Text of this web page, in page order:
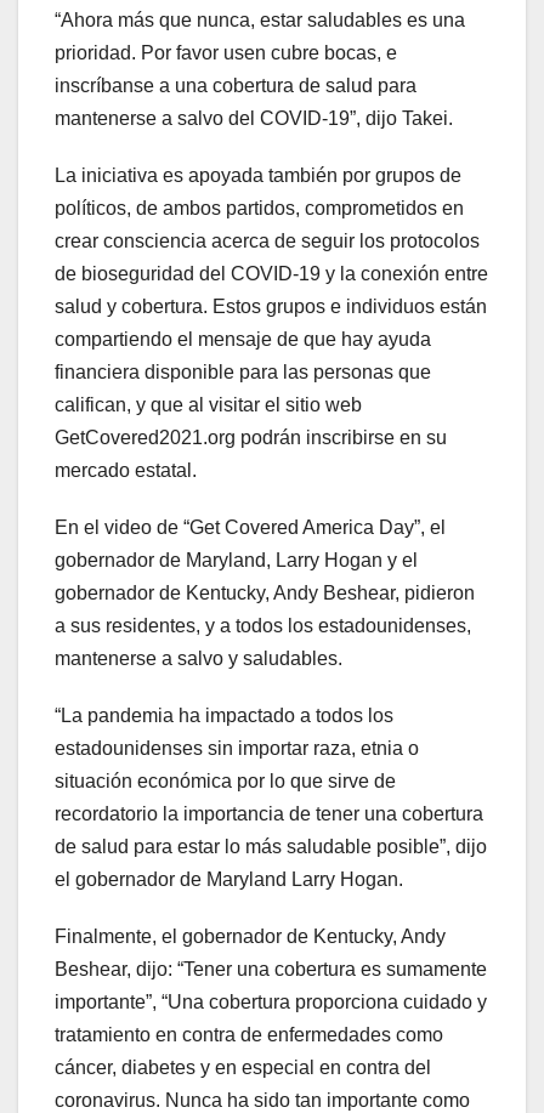
“Ahora más que nunca, estar saludables es una
prioridad. Por favor usen cubre bocas, e
inscríbanse a una cobertura de salud para
mantenerse a salvo del COVID-19”, dijo Takei.
La iniciativa es apoyada también por grupos de
políticos, de ambos partidos, comprometidos en
crear consciencia acerca de seguir los protocolos
de bioseguridad del COVID-19 y la conexión entre
salud y cobertura. Estos grupos e individuos están
compartiendo el mensaje de que hay ayuda
financiera disponible para las personas que
califican, y que al visitar el sitio web
GetCovered2021.org podrán inscribirse en su
mercado estatal.
En el video de “Get Covered America Day”, el
gobernador de Maryland, Larry Hogan y el
gobernador de Kentucky, Andy Beshear, pidieron
a sus residentes, y a todos los estadounidenses,
mantenerse a salvo y saludables.
“La pandemia ha impactado a todos los
estadounidenses sin importar raza, etnia o
situación económica por lo que sirve de
recordatorio la importancia de tener una cobertura
de salud para estar lo más saludable posible”, dijo
el gobernador de Maryland Larry Hogan.
Finalmente, el gobernador de Kentucky, Andy
Beshear, dijo: “Tener una cobertura es sumamente
importante”, “Una cobertura proporciona cuidado y
tratamiento en contra de enfermedades como
cáncer, diabetes y en especial en contra del
coronavirus. Nunca ha sido tan importante como